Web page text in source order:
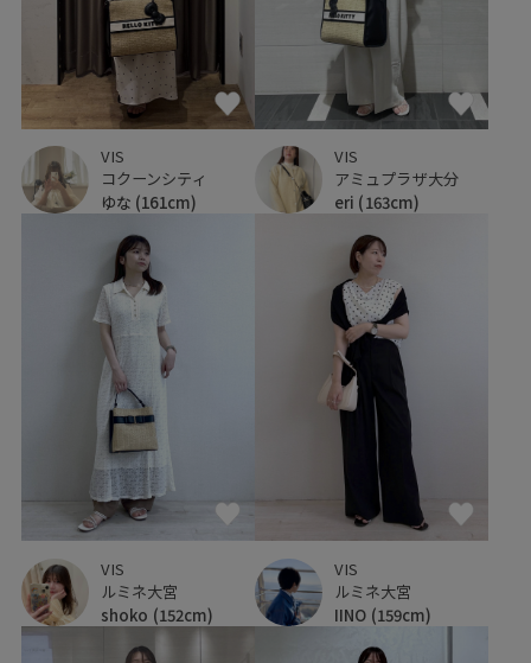
VIS
コクーンシティ
ゆな (161cm)
VIS
アミュプラザ大分
eri (163cm)
VIS
ルミネ大宮
shoko (152cm)
VIS
ルミネ大宮
IINO (159cm)